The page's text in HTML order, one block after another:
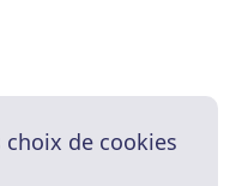
de cookies